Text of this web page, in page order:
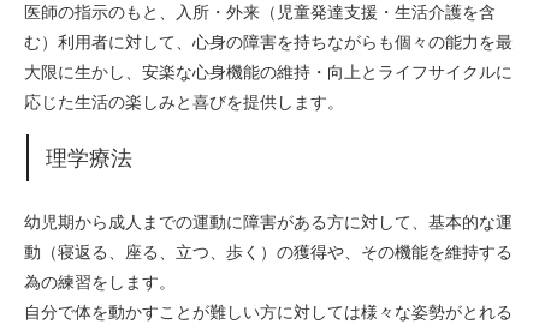
医師の指示のもと、入所・外来（児童発達支援・生活介護を含
む）利用者に対して、心身の障害を持ちながらも個々の能力を最
大限に生かし、安楽な心身機能の維持・向上とライフサイクルに
応じた生活の楽しみと喜びを提供します。
理学療法
幼児期から成人までの運動に障害がある方に対して、基本的な運
動（寝返る、座る、立つ、歩く）の獲得や、その機能を維持する
為の練習をします。
自分で体を動かすことが難しい方に対しては様々な姿勢がとれる